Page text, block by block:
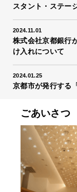
スタント・ステー
2024.11.01
株式会社京都銀行
け入れについて
2024.01.25
京都市が発行する
ごあいさつ